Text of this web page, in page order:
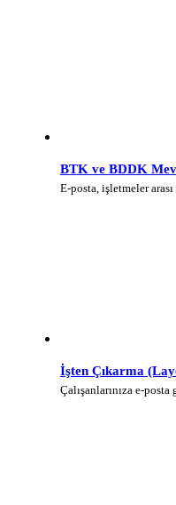
BTK ve BDDK
E-posta, işletmeler
İşten Çıkarma
Çalışanlarınıza e-